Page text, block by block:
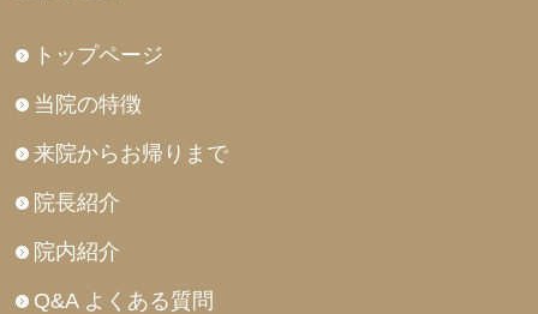
トップページ
当院の特徴
来院からお帰りまで
院長紹介
院内紹介
Q&A よくある質問